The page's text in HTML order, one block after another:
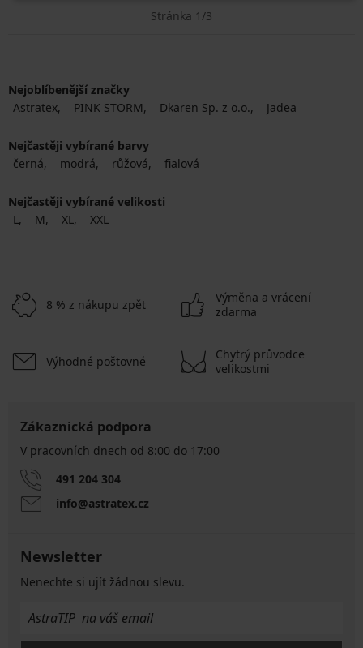
Stránka 1/3
Nejoblíbenější značky
Astratex
PINK STORM Dkaren Sp. z o.o. Jadea
Nejčastěji vybírané barvy
černá
modrá růžová fialová
Nejčastěji vybírané velikosti
L
M XL XXL
8 % z nákupu zpět
Výměna a vrácení
zdarma
Výhodné poštovné
Chytrý průvodce
velikostmi
Zákaznická podpora
V pracovních dnech od 8:00 do 17:00
491 204 304
info@astratex.cz
Newsletter
Nenechte si ujít žádnou slevu.